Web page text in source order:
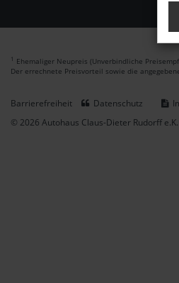
1 Ehemaliger Neupreis (Unverbindliche
Der errechnete Preisvorteil sowie die
Barrierefreiheit Datenschutz
© 2026 Autohaus Claus-Dieter Rudorff